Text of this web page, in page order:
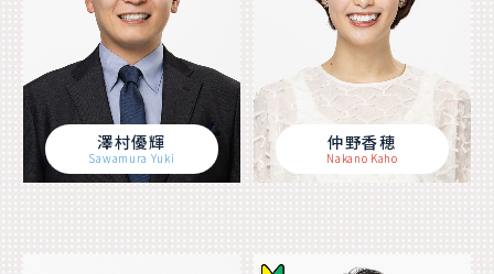
澤村優輝
Sawamura Yuki
仲野香穂
Nakano Kaho